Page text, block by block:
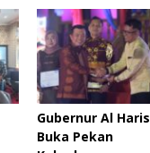
Gubernur Al Haris
Buka Pekan